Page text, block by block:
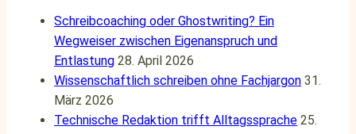
Schreibcoaching oder Ghostwriting? Ein
Wegweiser zwischen Eigenanspruch und
Entlastung 28. April 2026
Wissenschaftlich schreiben ohne Fachjargon 31.
März 2026
Technische Redaktion trifft Alltagssprache 25.